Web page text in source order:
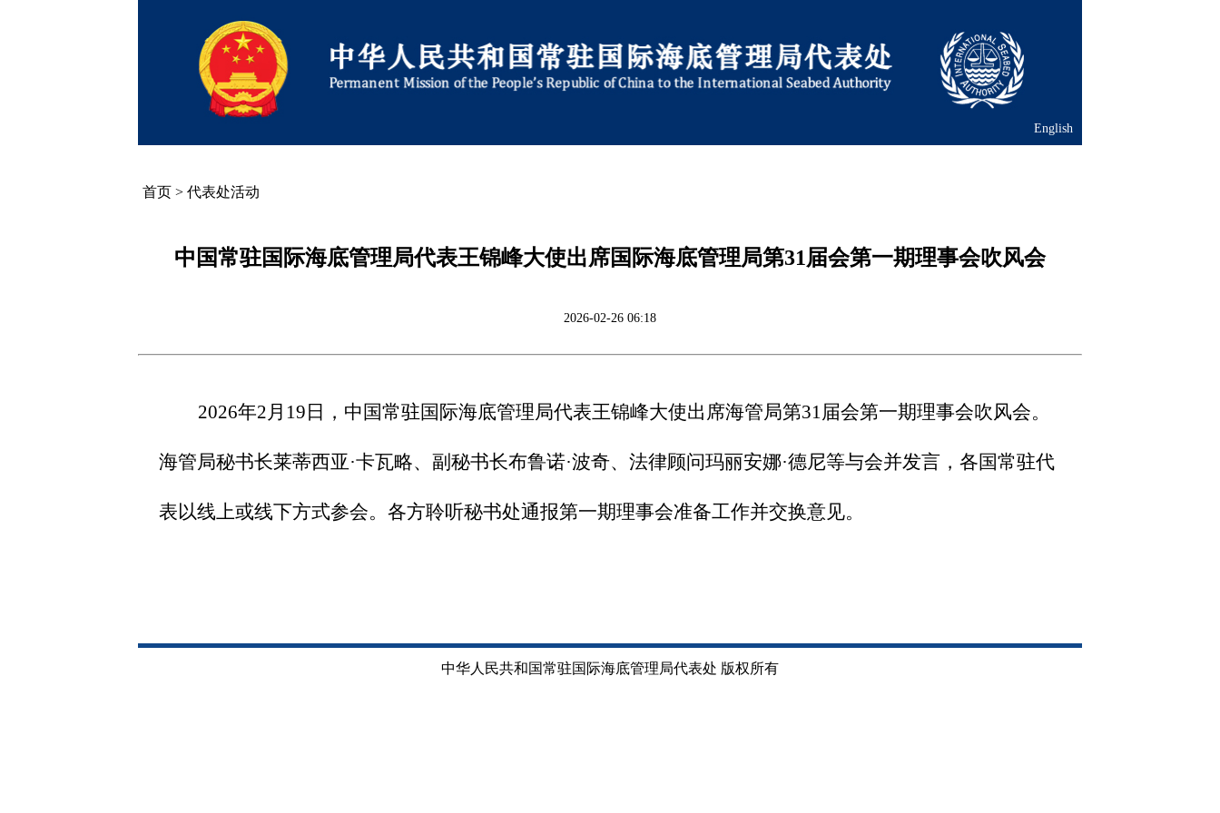
English
首页 > 代表处活动
中国常驻国际海底管理局代表王锦峰大使出席国际海底管理局第31届会第一期理事会吹风会
2026-02-26 06:18
2026年2月19日，中国常驻国际海底管理局代表王锦峰大使出席海管局第31届会第一期理事会吹风会。
海管局秘书长莱蒂西亚·卡瓦略、副秘书长布鲁诺·波奇、法律顾问玛丽安娜·德尼等与会并发言，各国常驻代
表以线上或线下方式参会。各方聆听秘书处通报第一期理事会准备工作并交换意见。
中华人民共和国常驻国际海底管理局代表处 版权所有